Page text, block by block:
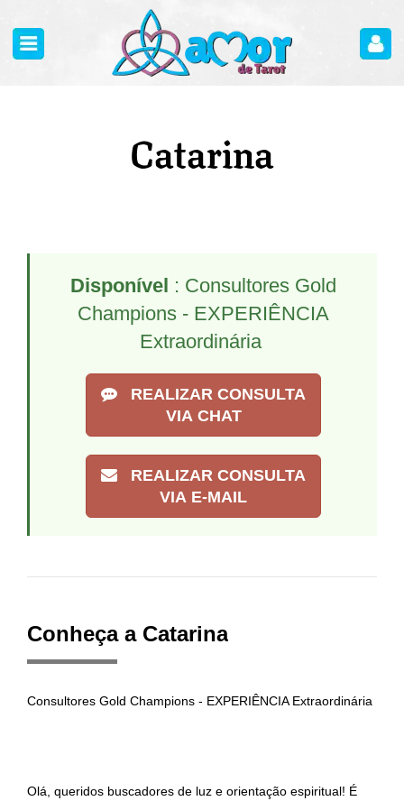
Catarina
Disponível : Consultores Gold
Champions - EXPERIÊNCIA
Extraordinária
REALIZAR CONSULTA
VIA CHAT
REALIZAR CONSULTA
VIA E-MAIL
Conheça a Catarina
Consultores Gold Champions - EXPERIÊNCIA Extraordinária
Olá, queridos buscadores de luz e orientação espiritual! É